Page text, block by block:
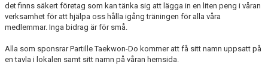
det finns säkert företag som kan tänka sig att lägga in en liten peng i våran
verksamhet för att hjälpa oss hålla igång träningen för alla våra
medlemmar. Inga bidrag är för små.
Alla som sponsrar Partille Taekwon-Do kommer att få sitt namn uppsatt på
en tavla i lokalen samt sitt namn på våran hemsida.